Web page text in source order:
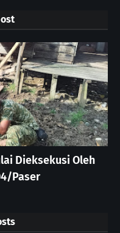
Dieksekusi Oleh
Paser